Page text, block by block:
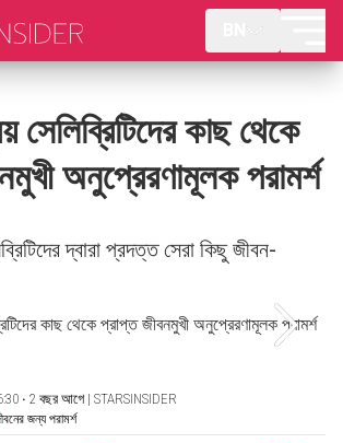
সেলিব্রিটিদের কাছ থেকে
অনুপ্রেরণামূলক পরামর্শ
দ্বারা প্রদত্ত সেরা কিছু জীবন-
‧ 2 বছর আগে | STARSINSIDER
জন্য পরামর্শ